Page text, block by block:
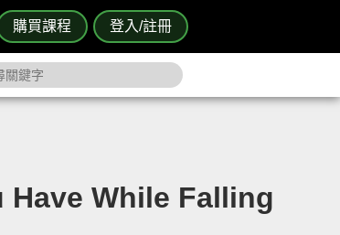
購買課程 登入/註冊
Have While Falling